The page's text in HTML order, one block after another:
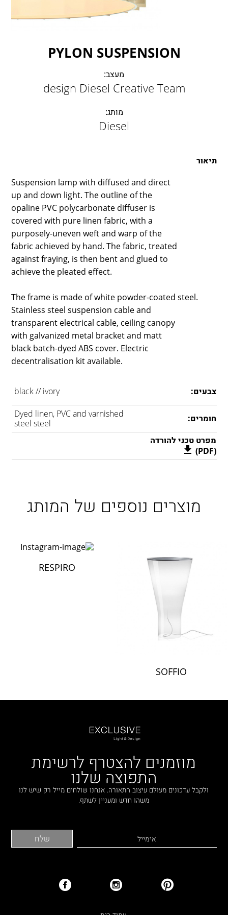
LAMBERT & FILS
ROGER PRADIER
CATELLANI & SMITH
TOBIAS GRAU
GROK
PYLON SUSPENSION
מעצב:
design Diesel Creative Team
מותג:
Diesel
תיאור
Suspension lamp with diffused and direct
up and down light. The outline of the
opaline PVC polycarbonate diffuser is
covered with pure linen fabric, with a
purposely-uneven weft and warp of the
fabric achieved by hand. The fabric, treated
against fraying, is then bent and glued to
achieve the pleated effect.
The frame is made of white powder-coated steel.
Stainless steel suspension cable and
transparent electrical cable, ceiling canopy
with galvanized metal bracket and matt
black batch-dyed ABS cover. Electric
decentralisation kit available.
צבעים: black // ivory
חומרים:
Dyed linen, PVC and varnished
steel steel
מפרט טכני להורדה
(PDF)
מוצרים נוספים של המותג
SOFFIO
RESPIRO
מוזמנים להצטרף לרשימת
התפוצה שלנו
ולקבל עדכונים מעולם עיצוב התאורה. אנחנו שולחים מייל רק שיש לנו
משהו חדש ומעניין לשתף.